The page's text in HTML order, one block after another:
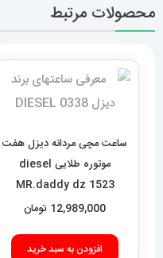
محصولات مرتبط
ساعت مچی مردانه دیزل هفت
موتوره طلایی diesel
MR.daddy dz 1523
12,989,000 تومان
افزودن به سبد خرید